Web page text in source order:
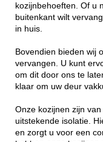
kozijnbehoeften. Of u
buitenkant wilt
in huis.
Bovendien bieden wij
vervangen. U kunt
om dit door ons te
klaar om uw deur
Onze kozijnen zijn
uitstekende isolatie.
en zorgt u voor een